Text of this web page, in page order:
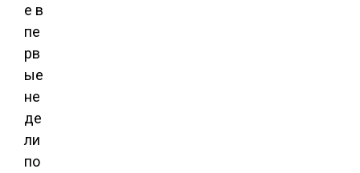
е в
пе
рв
ые
не
де
ли
по